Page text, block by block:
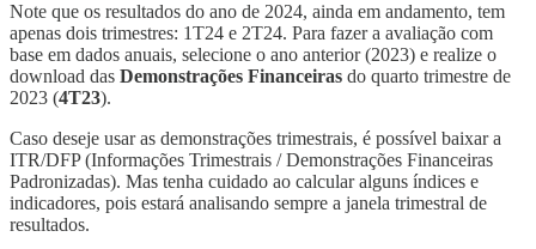
Note que os resultados do ano de 2024, ainda em andamento, tem
apenas dois trimestres: 1T24 e 2T24. Para fazer a avaliação com
base em dados anuais, selecione o ano anterior (2023) e realize o
download das Demonstrações Financeiras do quarto trimestre de
2023 (4T23).
Caso deseje usar as demonstrações trimestrais, é possível baixar a
ITR/DFP (Informações Trimestrais / Demonstrações Financeiras
Padronizadas). Mas tenha cuidado ao calcular alguns índices e
indicadores, pois estará analisando sempre a janela trimestral de
resultados.